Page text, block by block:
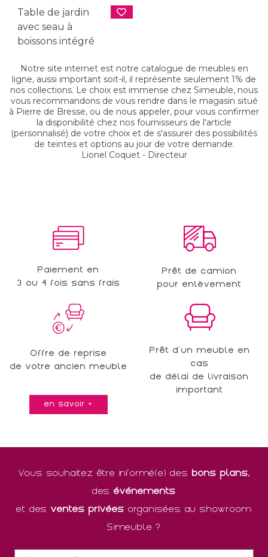
Table de jardin
avec seau à
boissons intégré
Notre site internet est notre catalogue de meubles en
ligne, aussi important soit-il, il représente seulement 1% de
nos collections. Le choix est immense chez Simeuble, nous
vous recommandons de vous rendre dans le magasin situé
à Pierre de Bresse, ou de nous appeler, pour vous confirmer
la disponibilité chez nos fournisseurs de l'article
(personnalisé) de votre choix et de s'assurer des possibilités
de teintes et options au jour de votre demande.
Lionel Coquet - Directeur
Paiement en
3 ou 4 fois sans frais
Prêt de camion
pour enlèvement
Offre de reprise
de votre ancien meuble
en savoir +
Prêt d'un meuble en
cas
de délai de livraison
important
Vous souhaitez être informé(e) des bons plans,
desévénements
et desventes privées organisées au showroom
Simeuble ?